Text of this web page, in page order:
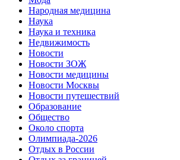
Народная медицина
Наука
Наука и техника
Недвижимость
Новости
Новости ЗОЖ
Новости медицины
Новости Москвы
Новости путешествий
Образование
Общество
Около спорта
Олимпиада-2026
Отдых в России